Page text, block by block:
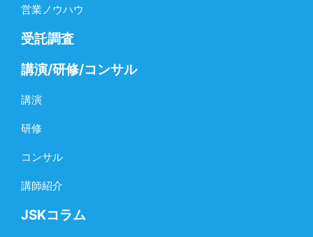
営業ノウハウ
受託調査
講演/研修/コンサル
講演
研修
コンサル
講師紹介
JSKコラム